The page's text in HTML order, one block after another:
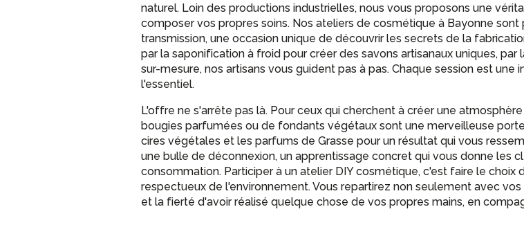
naturel. Loin des productions industrielles, nous vous proposons une
composer vos propres soins. Nos ateliers de cosmétique à Bayonne
transmission, une occasion unique de découvrir les secrets de la
par la saponification à froid pour créer des savons artisanaux uniques,
sur-mesure, nos artisans vous guident pas à pas. Chaque session est
l'essentiel.
L'offre ne s'arrête pas là. Pour ceux qui cherchent à créer une
bougies parfumées ou de fondants végétaux sont une merveilleuse
cires végétales et les parfums de Grasse pour un résultat qui vous
une bulle de déconnexion, un apprentissage concret qui vous donne les
consommation. Participer à un atelier DIY cosmétique, c'est faire le choix
respectueux de l'environnement. Vous repartirez non seulement avec
et la fierté d'avoir réalisé quelque chose de vos propres mains, en